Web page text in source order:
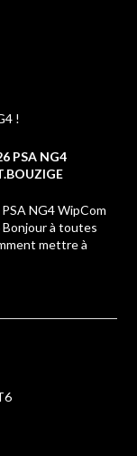
!
PSA NG4
NG4 WipCom
à toutes
mettre à